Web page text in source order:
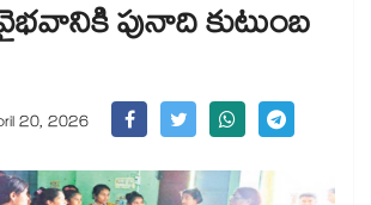
పునాది కుటుంబ
20, 2026